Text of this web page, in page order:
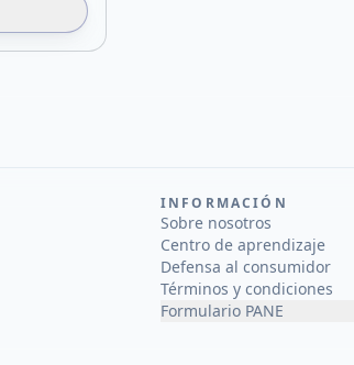
INFORMACIÓN
Sobre nosotros
Centro de aprendizaje
Defensa al consumidor
Términos y condiciones
Formulario PANE